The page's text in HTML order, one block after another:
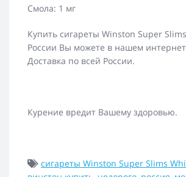
Смола: 1 мг
Купить сигареты Winston Super
России Вы можете в нашем
Доставка по всей России.
Курение вредит Вашему здоровью.
сигареты Winston Super Slims